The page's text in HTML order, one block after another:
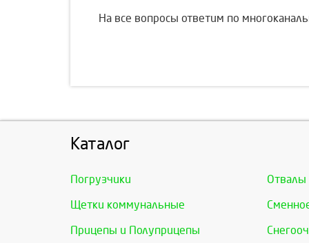
На все вопросы ответим по
Каталог
Погрузчики Отвалы
Щетки коммунальные
Прицепы и Полуприцепы